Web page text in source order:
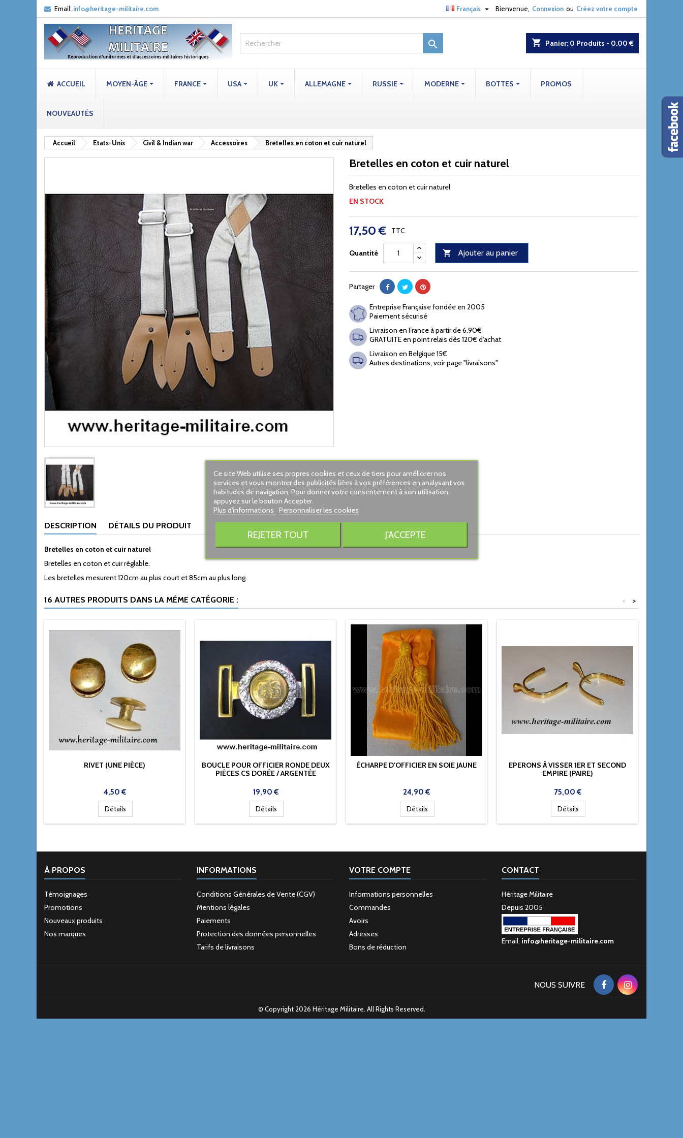
Email: info@heritage-militaire.com Bienvenue, Connexion ou Créez votre compte
Français 
shopping_cart Panier: 0 Produits - 0,00 €

ACCUEIL MOYEN-ÂGE FRANCE USA UK ALLEMAGNE RUSSIE MODERNE BOTTES PROMOS
NOUVEAUTÉS
Accueil Etats-Unis Civil & Indian war Accessoires Bretelles en coton et cuir naturel
Bretelles en coton et cuir naturel
Bretelles en coton et cuir naturel
EN STOCK
17,50 € TTC
Quantité  Ajouter au panier
Partager
Entreprise Française fondée en 2005
Paiement sécurisé
Livraison en France à partir de 6,90€
GRATUITE en point relais dès 120€ d'achat
Livraison en Belgique 15€
Autres destinations, voir page "livraisons"
DESCRIPTION DÉTAILS DU PRODUIT
Bretelles en coton et cuir naturel
Bretelles en coton et cuir réglable.
Les bretelles mesurent 120cm au plus court et 85cm au plus long.
16 AUTRES PRODUITS DANS LA MÊME CATÉGORIE : >
<
RIVET (UNE PIÈCE)
Prix
4,50 €
Détails
BOUCLE POUR OFFICIER RONDE DEUX
PIÈCES CS DORÉE / ARGENTÉE
Prix
19,90 €
Détails
ÉCHARPE D'OFFICIER EN SOIE JAUNE
Prix
24,90 €
Détails
EPERONS À VISSER 1ER ET SECOND
EMPIRE (PAIRE)
Prix
75,00 €
Détails
À PROPOS
Témoignages
Promotions
Nouveaux produits
Nos marques
INFORMATIONS
Conditions Générales de Vente (CGV)
Mentions légales
Paiements
Protection des données personnelles
Tarifs de livraisons
VOTRE COMPTE
Informations personnelles
Commandes
Avoirs
Adresses
Bons de réduction
CONTACT
Héritage Militaire
Depuis 2005
Email: info@heritage-militaire.com
Ce site Web utilise ses propres cookies et ceux de tiers pour améliorer nos
services et vous montrer des publicités liées à vos préférences en analysant vos
habitudes de navigation. Pour donner votre consentement à son utilisation,
appuyez sur le bouton Accepter.
Plus d'informations
Personnaliser les cookies
REJETER TOUT J'ACCEPTE
NOUS SUIVRE
© Copyright 2026 Héritage Militaire. All Rights Reserved.